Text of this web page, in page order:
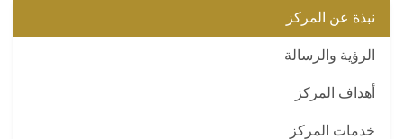
نبذة عن المركز
الرؤية والرسالة
أهداف المركز
خدمات المركز